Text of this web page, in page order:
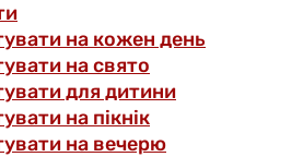
на кожен день
на свято
для дитини
на пікнік
на вечерю